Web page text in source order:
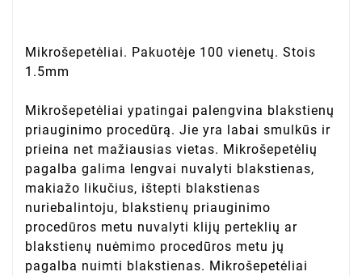
Mikrošepetėliai. Pakuotėje 100 vienetų. Stois
1.5mm
Mikrošepetėliai ypatingai palengvina blakstienų
priauginimo procedūrą. Jie yra labai smulkūs ir
prieina net mažiausias vietas. Mikrošepetėlių
pagalba galima lengvai nuvalyti blakstienas,
makiažo likučius, ištepti blakstienas
nuriebalintoju, blakstienų priauginimo
procedūros metu nuvalyti klijų perteklių ar
blakstienų nuėmimo procedūros metu jų
pagalba nuimti blakstienas. Mikrošepetėliai